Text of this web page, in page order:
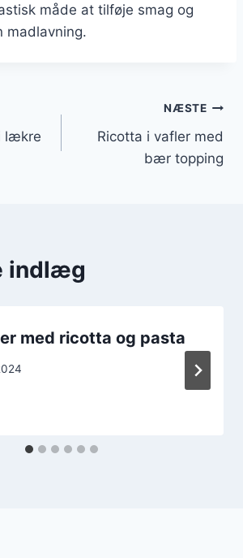
måde at tilføje smag og
madlavning.
lækre
NÆSTE
Ricotta i vafler med
bær topping
indlæg
med ricotta og pasta